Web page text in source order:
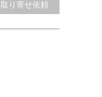
取り寄せ依頼